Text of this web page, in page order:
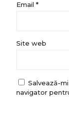
Email *
Site web
Salvează-
navigator